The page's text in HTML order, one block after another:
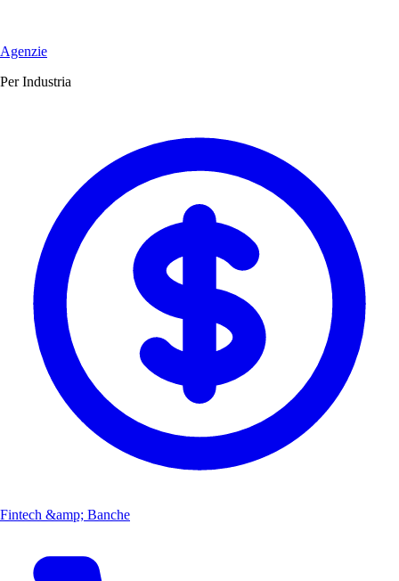
Agenzie
Per Industria
Fintech &amp; Banche